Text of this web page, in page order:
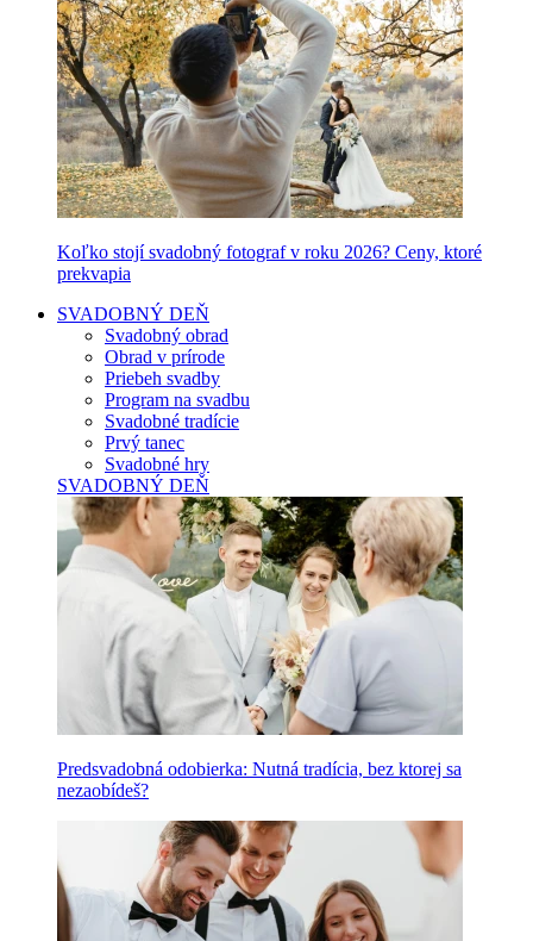
Koľko stojí svadobný fotograf v roku 2026? Ceny, ktoré
prekvapia
SVADOBNÝ DEŇ
Svadobný obrad
Obrad v prírode
Priebeh svadby
Program na svadbu
Svadobné tradície
Prvý tanec
Svadobné hry
SVADOBNÝ DEŇ
Predsvadobná odobierka: Nutná tradícia, bez ktorej sa
nezaobídeš?